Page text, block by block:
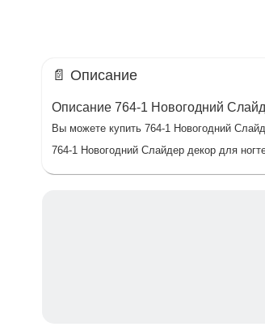
📄 Описание
Описание 764-1 Новогодний
Вы можете купить 764-1 Новогодний
764-1 Новогодний Слайдер декор для